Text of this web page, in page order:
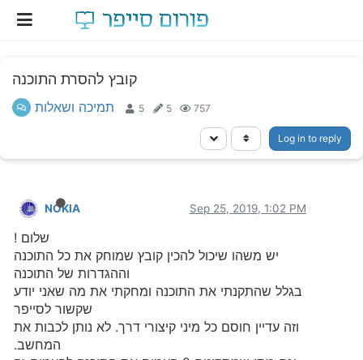
קובץ להסרת התוכנה
תמיכה ושאלות 5 5 757
Log in to reply
NOKIA Sep 25, 2019, 1:02 PM
שלום !
יש משהו שיכול להכין קובץ שמוחק את כל התוכנה
וההגדרות של התוכנה
בגלל שהתקנתי את התוכנה ומחקתי את מה שאני יודע
שקשור לסייפר
וזה עדיין חוסם כל מיני קיצורי דרך. לא נותן לכבות את
המחשב.